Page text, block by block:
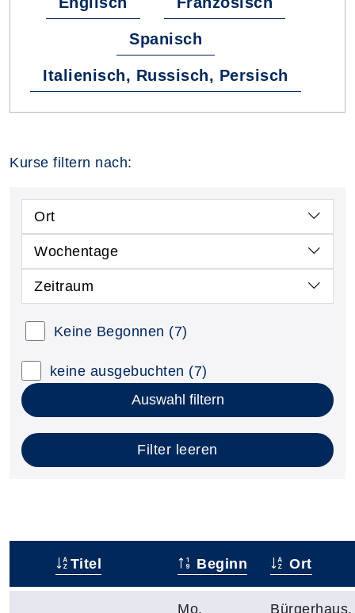
Spanisch
Italienisch, Russisch, Persisch
Kurse filtern nach:
Ort
Wochentage
Zeitraum
Keine Begonnen (7)
keine ausgebuchten (7)
Auswahl filtern
Filter leeren
Titel Beginn Ort
Mo.
Bürgerhaus,